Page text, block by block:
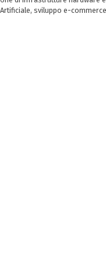
sviluppo e-